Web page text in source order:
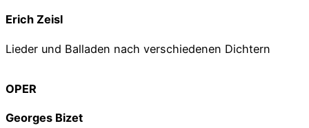
Erich Zeisl
Lieder und Balladen nach verschiedenen Dichtern
OPER
Georges Bizet